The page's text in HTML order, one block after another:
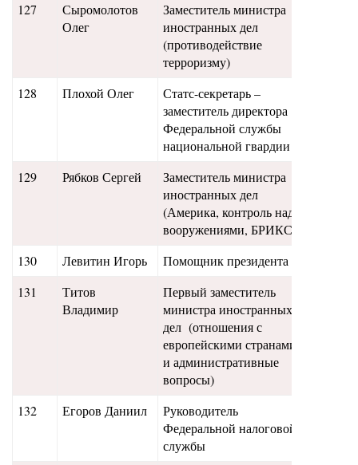
127
Сыромолотов
Олег
Заместитель министра
иностранных дел
(противодействие
терроризму)
128 Плохой Олег
Статс-секретарь –
заместитель директора
Федеральной службы
национальной гвардии
129 Рябков Сергей
Заместитель министра
иностранных дел
(Америка, контроль над
вооружениями, БРИКС)
130 Левитин Игорь Помощник президента
131
Титов
Владимир
Первый заместитель
министра иностранных
дел (отношения с
европейскими странами
и административные
вопросы)
132 Егоров Даниил
Руководитель
Федеральной налоговой
службы